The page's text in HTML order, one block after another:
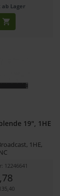
ab Lager
19", 1HE
1HE,
12246641